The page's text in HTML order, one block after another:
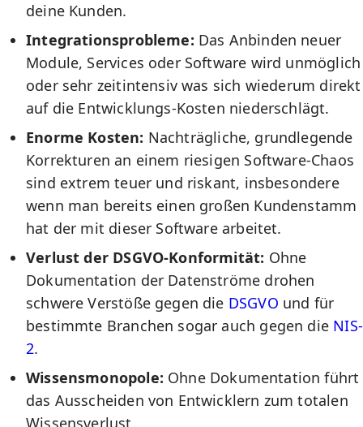
deine Kunden.
Integrationsprobleme: Das Anbinden neuer
Module, Services oder Software wird unmöglich
oder sehr zeitintensiv was sich wiederum direkt
auf die Entwicklungs-Kosten niederschlägt.
Enorme Kosten: Nachträgliche, grundlegende
Korrekturen an einem riesigen Software-Chaos
sind extrem teuer und riskant, insbesondere
wenn man bereits einen großen Kundenstamm
hat der mit dieser Software arbeitet.
Verlust der DSGVO-Konformität: Ohne
Dokumentation der Datenströme drohen
schwere Verstöße gegen die DSGVO und für
bestimmte Branchen sogar auch gegen die NIS-
2.
Wissensmonopole: Ohne Dokumentation führt
das Ausscheiden von Entwicklern zum totalen
Wissensverlust.